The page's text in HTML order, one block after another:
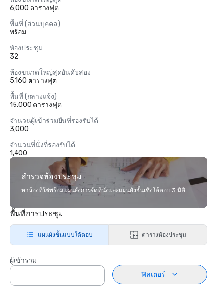
6,000 ตารางฟุต
พื้นที่ (ส่วนบุคคล)
พร้อม
ห้องประชุม
32
ห้องขนาดใหญ่สุดอันดับสอง
5,160 ตารางฟุต
พื้นที่ (กลางแจ้ง)
15,000 ตารางฟุต
จำนวนผู้เข้าร่วมยืนที่รองรับได้
3,000
จำนวนที่นั่งที่รองรับได้
1,400
สำรวจห้องประชุม
หาห้องที่ใช่พร้อมแผนผังการจัดที่นั่งและแผนผังชั้นเชิงโต้ตอบ 3 มิติ
พื้นที่การประชุม
แผนผังชั้นแบบโต้ตอบ ตารางห้องประชุม
ผู้เข้าร่วม
ฟิลเตอร์